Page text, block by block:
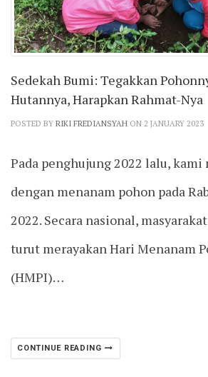
Sedekah Bumi: Tegakkan
Hutannya, Harapkan Rahmat-Nya
POSTED BY RIKI FREDIANSYAH ON 2 JANUARY 2023
Pada penghujung 2022 lalu,
dengan menanam pohon pada
2022. Secara nasional,
turut merayakan Hari Menanam
(HMPI)…
CONTINUE READING